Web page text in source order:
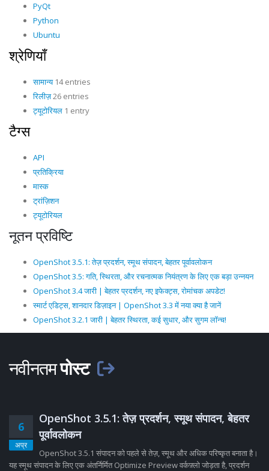
PyQt
Python
Ubuntu
श्रेणियाँ
सामान्य14 entries
रिलीज़26 entries
ट्यूटोरियल 1 entry
टैग्स
API
प्रतिक्रिया
मास्क
ट्रांज़िशन
ट्यूटोरियल
नूतन प्रविष्टि
OpenShot 3.5.1: तेज़ प्रदर्शन, स्मूथ संपादन, बेहतर पूर्वावलोकन
OpenShot 3.5: गति, स्थिरता, और रचनात्मक नियंत्रण के लिए एक बड़ा उन्नयन
OpenShot 3.4 जारी | बेहतर प्रदर्शन, नए इफेक्ट्स, रोमांचक अपडेट!
स्मार्ट एडिट्स, शानदार डिज़ाइन | OpenShot 3.3 में नया क्या है जानें
OpenShot 3.2.1 जारी | बेहतर स्थिरता, कई सुधार, और सुगम लॉन्च!
नवीनतमपोस्ट
6
अप्र
OpenShot 3.5.1: तेज़ प्रदर्शन, स्मूथ संपादन, बेहतर
पूर्वावलोकन
OpenShot 3.5.1 संपादन को पहले से तेज़, स्मूथ और अधिक परिष्कृत बनाता है।
यह स्मूथ संपादन के लिए एक अंतर्निर्मित Optimize Preview वर्कफ़्लो जोड़ता है, प्रदर्शन